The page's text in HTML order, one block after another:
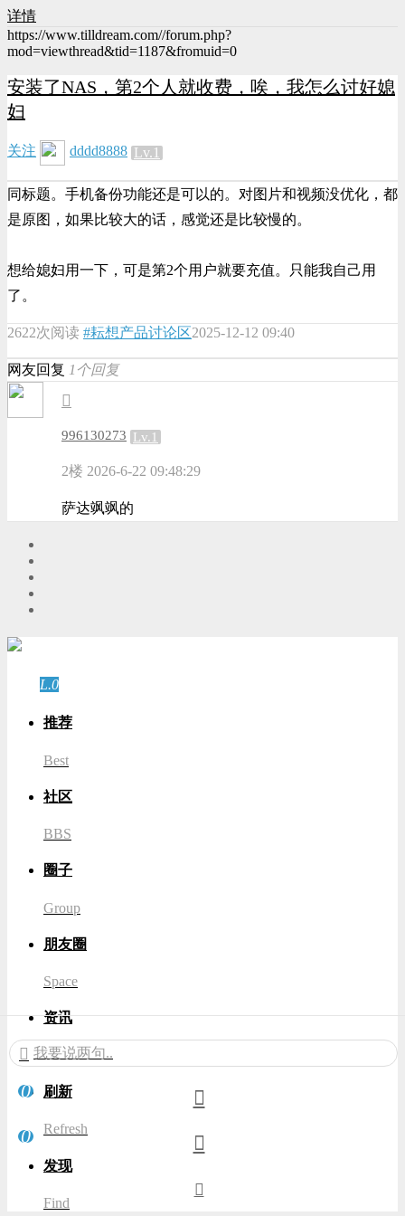
详情
https://www.tilldream.com//forum.php?
mod=viewthread&tid=1187&fromuid=0
安装了NAS，第2个人就收费，唉，我怎么讨好媳
妇
关注 dddd8888 Lv.1
同标题。手机备份功能还是可以的。对图片和视频没优化，都
是原图，如果比较大的话，感觉还是比较慢的。
想给媳妇用一下，可是第2个用户就要充值。只能我自己用
了。
2622次阅读 #耘想产品讨论区2025-12-12 09:40
网友回复 1个回复
996130273 Lv.1
2楼 2026-6-22 09:48:29
萨达飒飒的
我要说两句..
0
0
L.0
推荐
Best
社区
BBS
圈子
Group
朋友圈
Space
资讯
News
刷新
Refresh
发现
Find